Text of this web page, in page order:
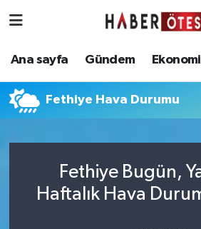
Ana sayfa Gündem Ekonomi
Fethiye Hava Durumu
Fethiye Bugün,
Haftalık Hava
Ana sayfa
Sağlık
Spor
Eskişehir Nöbetçi Eczaneler
Eskişehir Trafik Yoğunluk
Süper Lig Puan Durumu ve